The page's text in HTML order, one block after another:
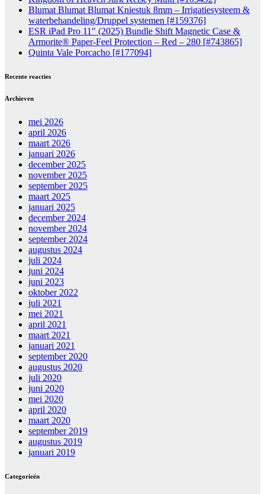
Blumat Blumat Blumat Kniestuk 8mm – Irrigatiesysteem &
waterbehandeling/Druppel systemen [#159376]
ESR iPad Pro 11" (2025) Bundle Shift Magnetic Case &
Armorite® Paper-Feel Protection – Red – 280 [#743865]
Quinta Vale Porcacho [#177094]
Recente reacties
Archieven
mei 2026
april 2026
maart 2026
januari 2026
december 2025
november 2025
september 2025
maart 2025
januari 2025
december 2024
november 2024
september 2024
augustus 2024
juli 2024
juni 2024
juni 2023
oktober 2022
juli 2021
mei 2021
april 2021
maart 2021
januari 2021
september 2020
augustus 2020
juli 2020
juni 2020
mei 2020
april 2020
maart 2020
september 2019
augustus 2019
januari 2019
Categorieën